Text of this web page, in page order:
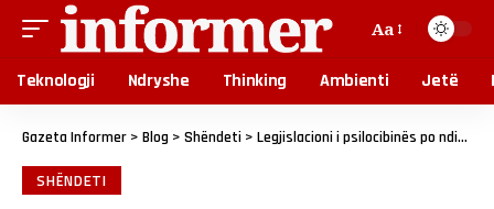
Aa
Teknologji Ndryshe Thinking Ambienti Jetë
Gazeta Informer > Blog > Shëndeti > Legjislacioni i psilocibinës po ndihmon drogat psikodelike të kthehen
SHËNDETI